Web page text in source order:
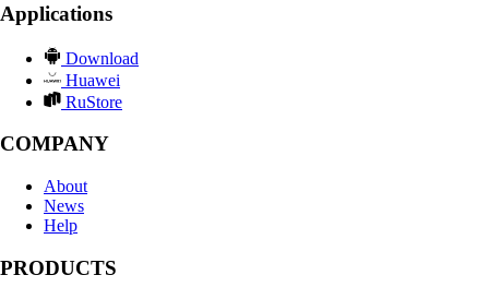
Applications
Download
Huawei
RuStore
COMPANY
About
News
Help
PRODUCTS